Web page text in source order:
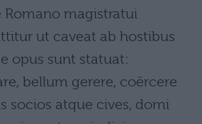
Romano magistratui
ut caveat ab hostibus
opus sunt statuat:
bellum gerere, coërcere
socios atque cives, domi